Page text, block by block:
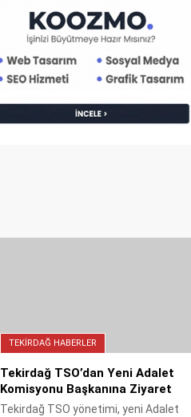
arasındaki bağları güçlendirdi.
TEKIRDAĞ HABERLER
Tekirdağ TSO’dan Yeni Adalet
Komisyonu Başkanına Ziyaret
Tekirdağ TSO yönetimi, yeni Adalet